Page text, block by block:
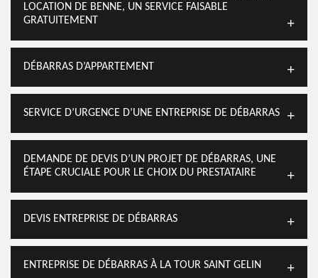
LOCATION DE BENNE, UN SERVICE FAISABLE
GRATUITEMENT
DÉBARRAS D’APPARTEMENT
SERVICE D’URGENCE D’UNE ENTREPRISE DE DÉBARRAS
DEMANDE DE DEVIS D’UN PROJET DE DÉBARRAS, UNE
ÉTAPE CRUCIALE POUR LE CHOIX DU PRESTATAIRE
DEVIS ENTREPRISE DE DÉBARRAS
ENTREPRISE DE DÉBARRAS À LA TOUR SAINT GELIN